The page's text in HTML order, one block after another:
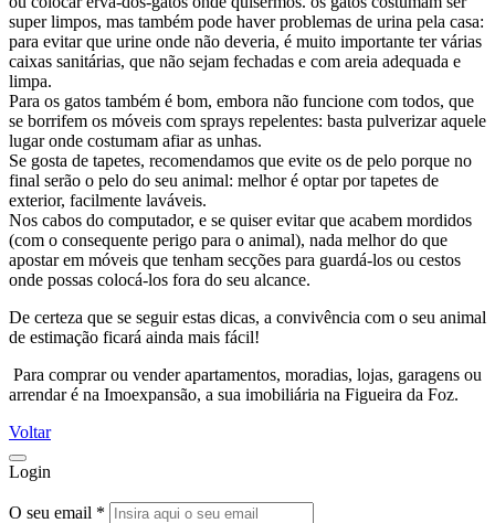
super limpos, mas também pode haver problemas de urina pela casa:
para evitar que urine onde não deveria, é muito importante ter várias
caixas sanitárias, que não sejam fechadas e com areia adequada e
limpa.
Para os gatos também é bom, embora não funcione com todos, que
se borrifem os móveis com sprays repelentes: basta pulverizar aquele
lugar onde costumam afiar as unhas.
Se gosta de tapetes, recomendamos que evite os de pelo porque no
final serão o pelo do seu animal: melhor é optar por tapetes de
exterior, facilmente laváveis.
Nos cabos do computador, e se quiser evitar que acabem mordidos
(com o consequente perigo para o animal), nada melhor do que
apostar em móveis que tenham secções para guardá-los ou cestos
onde possas colocá-los fora do seu alcance.
De certeza que se seguir estas dicas, a convivência com o seu animal
de estimação ficará ainda mais fácil!
Para comprar ou vender apartamentos, moradias, lojas, garagens ou
arrendar é na Imoexpansão, a sua imobiliária na Figueira da Foz.
Voltar
Login
O seu email *